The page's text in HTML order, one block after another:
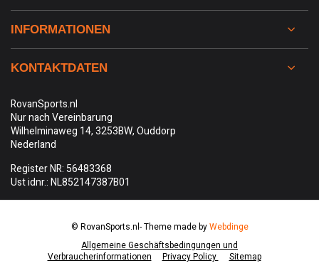
INFORMATIONEN
KONTAKTDATEN
RovanSports.nl
Nur nach Vereinbarung
Wilhelminaweg 14, 3253BW, Ouddorp
Nederland
Register NR: 56483368
Ust idnr.: NL852147387B01
Allgemeine Geschäftsbedingungen und
Verbraucherinformationen
Privacy Policy Sitemap
© RovanSports.nl- Theme made byWebdinge